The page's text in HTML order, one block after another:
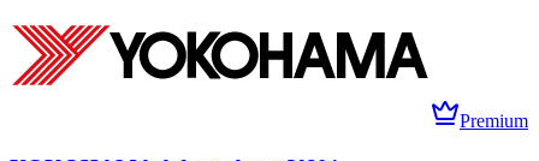
Premium